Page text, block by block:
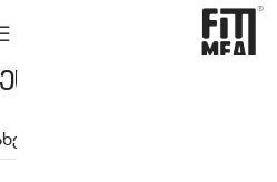
ან ელფოსტის მისამართი